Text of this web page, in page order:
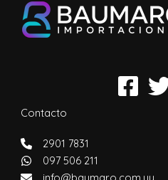
Contacto
2901 7831
097 506 211
info@baumaro.com.uy